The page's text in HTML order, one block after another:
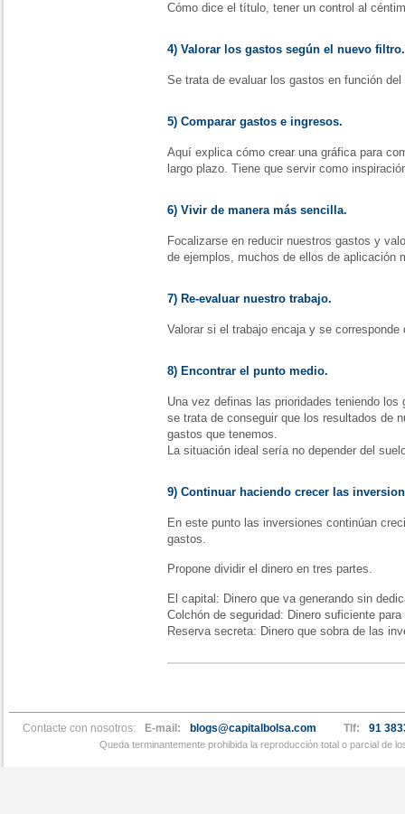
Cómo dice el título, tener un control al
4) Valorar los gastos según el nuevo filtro.
Se trata de evaluar los gastos en función
5) Comparar gastos e ingresos.
Aquí explica cómo crear una gráfica para
largo plazo. Tiene que servir como
6) Vivir de manera más sencilla.
Focalizarse en reducir nuestros gastos y
de ejemplos, muchos de ellos de aplicación
7) Re-evaluar nuestro trabajo.
Valorar si el trabajo encaja y se corresponde
8) Encontrar el punto medio.
Una vez definas las prioridades teniendo
se trata de conseguir que los resultados de
gastos que tenemos.
La situación ideal sería no depender del
9) Continuar haciendo crecer las
En este punto las inversiones continúan
gastos.
Propone dividir el dinero en tres partes.
El capital: Dinero que va generando sin
Colchón de seguridad: Dinero suficiente
Reserva secreta: Dinero que sobra de las
Contacte con nosotros: E-mail: blogs@capitalbolsa.com Tlf: 91
Queda terminantemente prohibida la reproducción total o parcial de